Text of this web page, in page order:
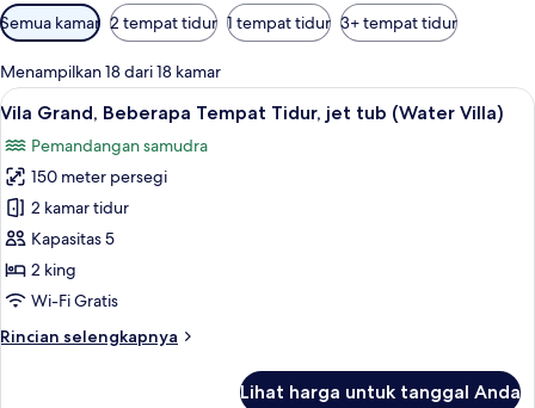
Filter
tersedia
untuk
kamar
Semua kamar 2 tempat tidur 1 tempat tidur 3+ tempat tidur
Menampilkan 18 dari 18 kamar
Lihat
semua
foto
untuk
Vila
Grand,
Beberapa
Tempat
jet
Vila Grand, Beberapa Tempat Tidur,
7
Vila Grand, Beberapa Tempat Tidur, jet tub (Water Villa)
Pemandangan samudra
150 meter persegi
2 kamar tidur
Kapasitas 5
2 king
Wi-Fi Gratis
Rincian selengkapnya
Rincian
Lihat harga untuk tanggal Anda